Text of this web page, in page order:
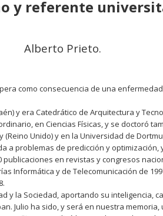
y referente
Alberto Prieto.
como consecuencia de una
y era Catedrático de Arquitectura y
en Ciencias Físicas, y se doctoró
Unido) y en la Universidad de
problemas de predicción y optimización,
en revistas y congresos
Informática y de Telecomunicación de
y la Sociedad, aportando su inteligencia,
Julio ha sido, y será en nuestra